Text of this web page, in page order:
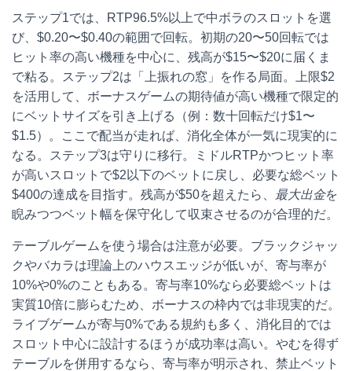
ステップ1では、RTP96.5%以上で中ボラのスロットを選
び、$0.20〜$0.40の範囲で回転。初期の20〜50回転では
ヒット率の高い機種を中心に、残高が$15〜$20に届くま
で粘る。ステップ2は「上振れの窓」を作る局面。上限$2
を活用して、ボーナスゲームの期待値が高い機種で限定的
にベットサイズを引き上げる（例：数十回転だけ$1〜
$1.5）。ここで配当が走れば、消化全体が一気に現実的に
なる。ステップ3は守りに移行。ミドルRTPかつヒット率
が高いスロットで$2以下のベットに戻し、必要な総ベット
$400の達成を目指す。残高が$50を超えたら、
最大出金を
睨みつつベット幅を保守化して収束させるのが合理的だ。
テーブルゲームを使う場合は注意が必要。ブラックジャッ
クやバカラは理論上のハウスエッジが低いが、寄与率が
10%や0%のこともある。寄与率10%なら必要総ベットは
実質10倍に膨らむため、ボーナスの枠内では非現実的だ。
ライブゲームが寄与0%である規約も多く、消化目的では
スロット中心に設計するほうが成功率は高い。やむを得ず
テーブルを併用するなら、寄与率が明示され、禁止ベット